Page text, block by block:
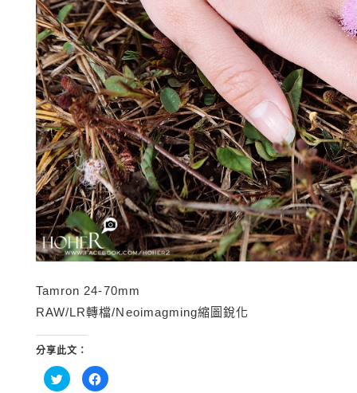
Tamron 24-70mm
RAW/LR轉檔/Neoimagming縮圖銳化
分享此文：
分
享
按
一